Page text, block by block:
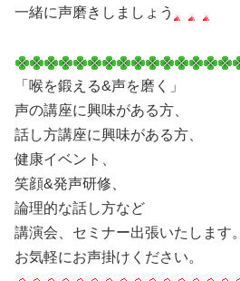
一緒に声磨きしましょう
「喉を鍛える&声を磨く」
声の講座に興味がある方、
話し方講座に興味がある方、
健康イベント、
笑顔&発声研修、
論理的な話し方など
講演会、セミナー出張いたします。
お気軽にお声掛けください。